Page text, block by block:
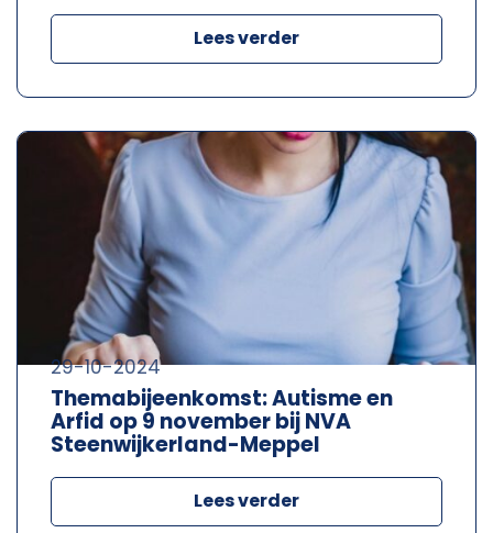
Lees verder
Themabijeenkomst: Autisme en
Arfid op 9 november bij NVA
Steenwijkerland-Meppel
29-10-2024
Lees verder